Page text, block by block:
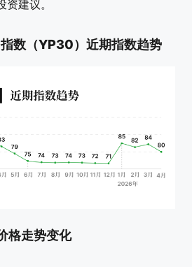
建议。
数（YP30）近期指数趋势
格走势变化